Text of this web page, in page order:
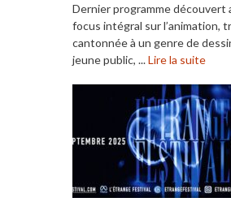
Dernier programme découvert
focus intégral sur l’animation,
cantonnée à un genre de
jeune public, ...Lire la suite